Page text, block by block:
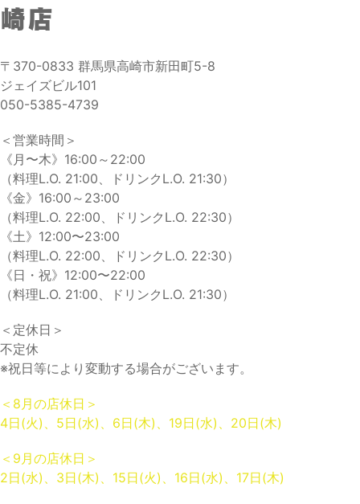
崎店
〒370-0833 群馬県高崎市新田町5-8
ジェイズビル101
050-5385-4739
＜営業時間＞
《月〜木》16:00～22:00
（料理L.O. 21:00、ドリンクL.O. 21:30）
《金》16:00～23:00
（料理L.O. 22:00、ドリンクL.O. 22:30）
《土》12:00〜23:00
（料理L.O. 22:00、ドリンクL.O. 22:30）
《日・祝》12:00〜22:00
（料理L.O. 21:00、ドリンクL.O. 21:30）
＜定休日＞
不定休
※祝日等により変動する場合がございます。
＜8月の店休日＞
4日(火)、5日(水)、6日(木)、19日(水)、20日(木)
＜9月の店休日＞
2日(水)、3日(木)、15日(火)、16日(水)、17日(木)